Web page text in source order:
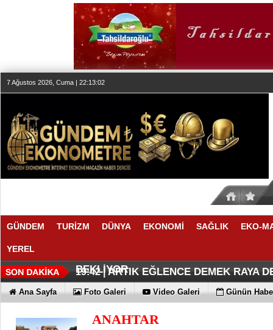
7 Ağustos 2026, Cuma | 22:13:02
GÜNDEM TURİZM DÜNYA EKONOMİ SAĞLIK EKO-
YEREL
20:00 |SEKTÖR, İSTİKRARLI BÜYÜME
BEKLİYOR
19:58 |MAKYÖZ CANSU DURKUN'DAN
19:42 |ARTIK EĞLENCE DEMEK RAYA
19:38 |İŞTE OYAK ÇİMENTO FARKI
19:36 |HER YÖNÜYLE MAXİMUM
19:30 |ÜÇÜNCÜ KEZ BULUTLARIN
19:27 |HOMEPORT STRATEJİSİ
SAĞLIYOR
07:09 |İŞTE O 500
Ana Sayfa Foto Galeri Video Galeri Günün
ANAHTAR